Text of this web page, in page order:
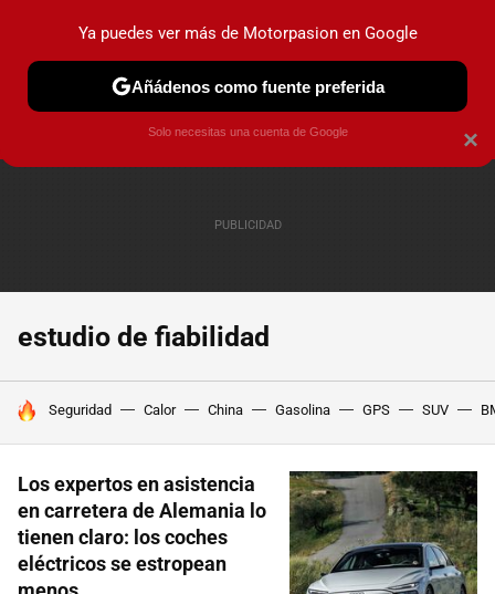
PRUEBAS COCHES ELÉCTRICOS OBSERVATORIO
estudio de fiabilidad
HOY SE HABLA DE
Seguridad Calor China Gasolina GPS SUV
Los expertos en asistencia
en carretera de Alemania lo
tienen claro: los coches
eléctricos se estropean
×
Ya puedes ver más de Motorpasion en Google
Añádenos como fuente preferida
Solo necesitas una cuenta de Google